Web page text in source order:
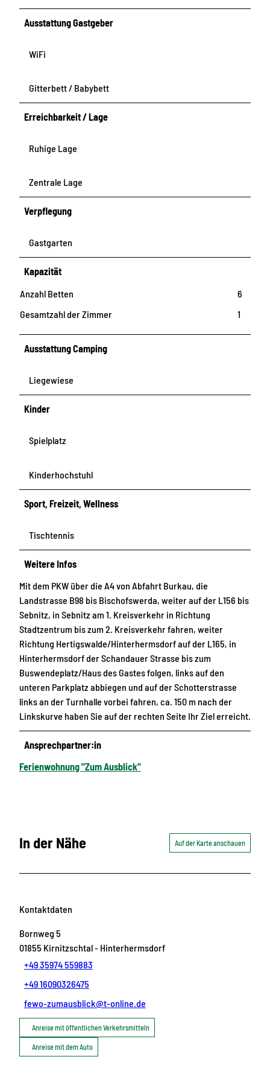
Ausstattung Gastgeber
WiFi
Gitterbett / Babybett
Erreichbarkeit / Lage
Ruhige Lage
Zentrale Lage
Verpflegung
Gastgarten
Kapazität
Anzahl Betten
6
Gesamtzahl der Zimmer
1
Ausstattung Camping
Liegewiese
Kinder
Spielplatz
Kinderhochstuhl
Sport, Freizeit, Wellness
Tischtennis
Weitere Infos
Mit dem PKW über die A4 von Abfahrt Burkau, die
Landstrasse B98 bis Bischofswerda, weiter auf der L156 bis
Sebnitz, in Sebnitz am 1. Kreisverkehr in Richtung
Stadtzentrum bis zum 2. Kreisverkehr fahren, weiter
Richtung Hertigswalde/Hinterhermsdorf auf der L165, in
Hinterhermsdorf der Schandauer Strasse bis zum
Buswendeplatz/Haus des Gastes folgen, links auf den
unteren Parkplatz abbiegen und auf der Schotterstrasse
links an der Turnhalle vorbei fahren, ca. 150 m nach der
Linkskurve haben Sie auf der rechten Seite Ihr Ziel erreicht.
Ansprechpartner:in
Ferienwohnung "Zum Ausblick"
In der Nähe Auf der Karte anschauen
Kontaktdaten
Bornweg 5
01855 Kirnitzschtal- Hinterhermsdorf
+49 35974 559883
+49 16090326475
fewo-zumausblick@t-online.de
Anreise mit öffentlichen Verkehrsmitteln
Anreise mit dem Auto